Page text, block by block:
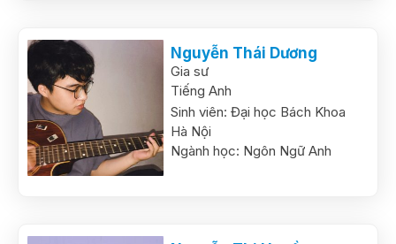
Nguyễn Thái Dương
Gia sư
Tiếng Anh
Sinh viên: Đại học Bách Khoa
Hà Nội
Ngành học: Ngôn Ngữ Anh